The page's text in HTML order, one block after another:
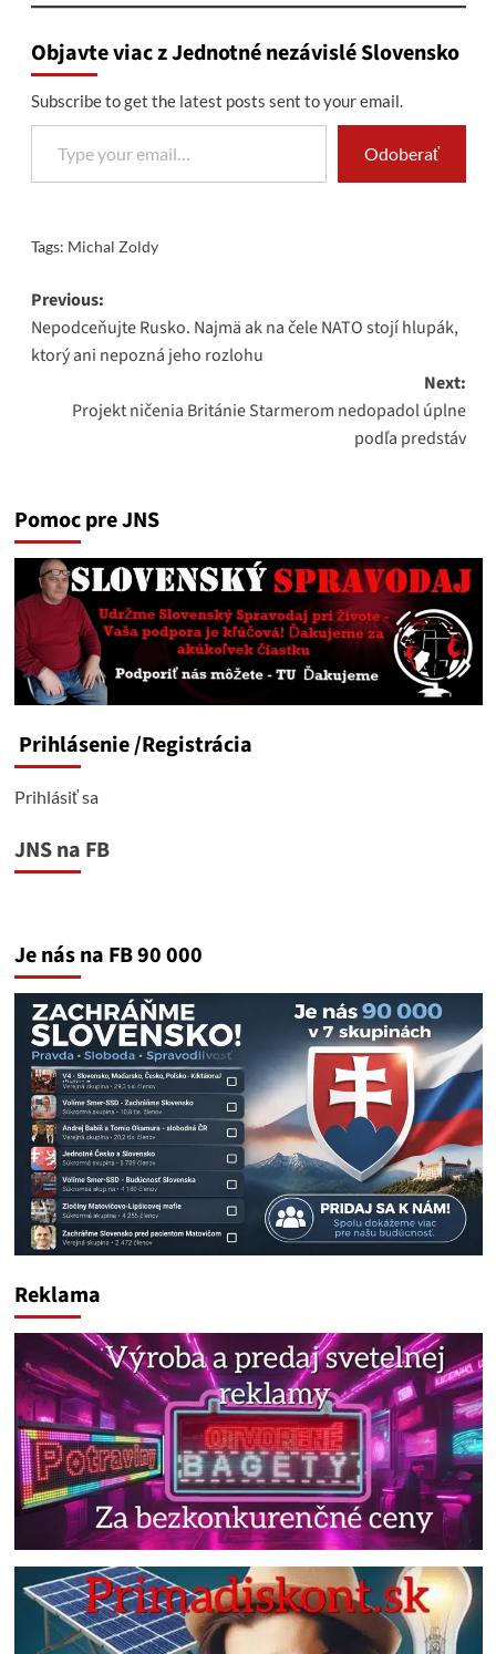
Objavte viac z Jednotné nezávislé Slovensko
Subscribe to get the latest posts sent to your email.
Type your email…
Odoberať
Tags: Michal Zoldy
Post
navigation
Previous:
Nepodceňujte Rusko. Najmä ak na čele NATO stojí hlupák,
ktorý ani nepozná jeho rozlohu
Next:
Projekt ničenia Británie Starmerom nedopadol úplne
podľa predstáv
Pomoc pre JNS
Prihlásenie/Registrácia
Prihlásiť sa
JNS na FB
Je nás na FB 90 000
Reklama